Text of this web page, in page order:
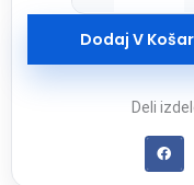
Dodaj V
Deli